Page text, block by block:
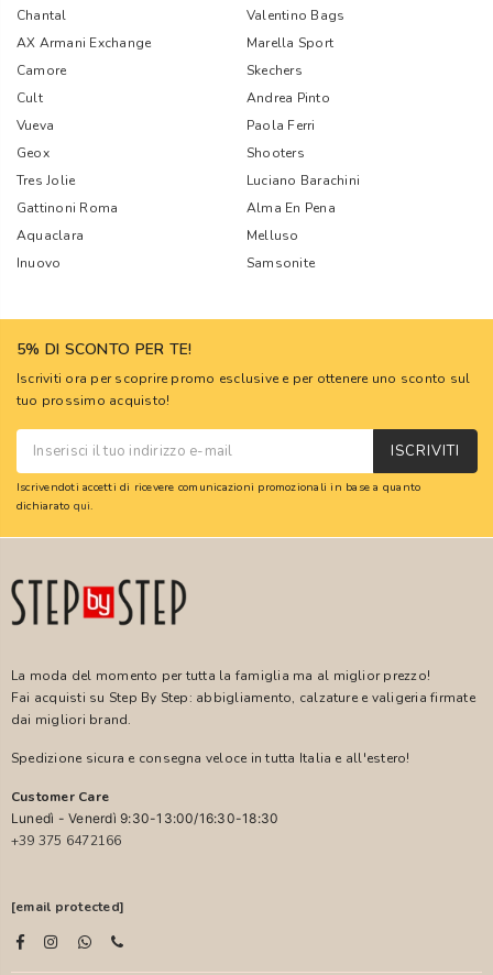
Chantal
Valentino Bags
AX Armani Exchange
Marella Sport
Camore
Skechers
Cult
Andrea Pinto
Vueva
Paola Ferri
Geox
Shooters
Tres Jolie
Luciano Barachini
Gattinoni Roma
Alma En Pena
Aquaclara
Melluso
Inuovo
Samsonite
5% DI SCONTO PER TE!
Iscriviti ora per scoprire promo esclusive e per ottenere uno sconto sul
tuo prossimo acquisto!
ISCRIVITI
Iscrivendoti accetti di ricevere comunicazioni promozionali in base a quanto
dichiarato qui.
La moda del momento per tutta la famiglia ma al miglior prezzo!
Fai acquisti su Step By Step: abbigliamento, calzature e valigeria firmate
dai migliori brand.
Spedizione sicura e consegna veloce in tutta Italia e all'estero!
Customer Care
Lunedì - Venerdì 9:30-13:00/16:30-18:30
+39 375 6472166
[email protected]